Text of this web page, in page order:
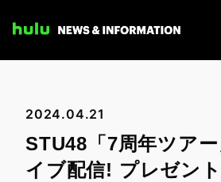
STU48「7周年ツア
イブ配信! プレゼン
2024.04.21